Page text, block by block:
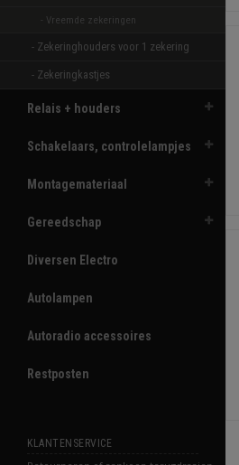
- Vreemde zekeringen
- Zekeringhouders voor 1 zekering
- Zekeringkastjes
Relais + houders
Schakelaars, controlelampjes
Montagemateriaal
Gereedschap
Diversen Electro
Autolampen
Autoradio accessoires
Restposten
KLANTENSERVICE